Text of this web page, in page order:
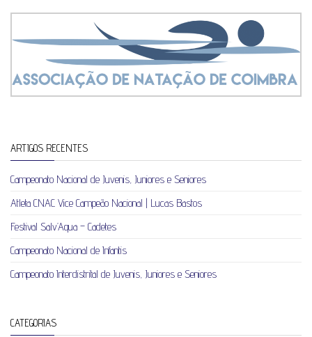
ARTIGOS RECENTES
Campeonato Nacional de Juvenis, Juniores e Seniores
Atleta CNAC Vice Campeão Nacional | Lucas Bastos
Festival Salv’Aqua – Cadetes
Campeonato Nacional de Infantis
Campeonato Interdistrital de Juvenis, Juniores e Seniores
CATEGORIAS